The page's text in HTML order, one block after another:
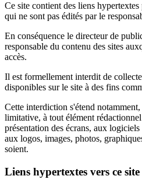
Ce site contient des liens hypertextes
qui ne sont pas édités par le
En conséquence le directeur de
responsable du contenu des sites
accès.
Il est formellement interdit de
disponibles sur le site à des fins
Cette interdiction s'étend
limitative, à tout élément
présentation des écrans, aux
aux logos, images, photos,
soient.
Liens hypertextes vers ce site